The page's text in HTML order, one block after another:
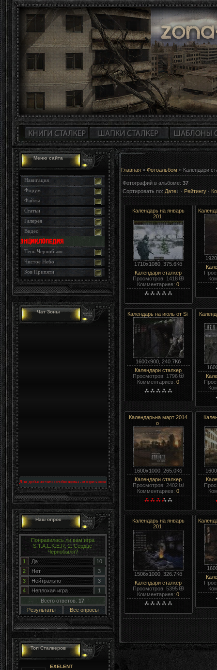
Меню сайта
Навигация
Форум
Файлы
Статьи
Галерея
Видео
Тень Чернобыля
Чистое Небо
Зов Припяти
Чат Зоны
Для добавления необходима авторизация
Наш опрос
Понравилась ли вам игра
S.T.A.L.K.E.R. 2: Сердце
Чернобыля?
1
Да
10
2
Нет
3
3
Нейтрально
3
4
Неплохая игра
1
Всего ответов:17
Результаты
Все опросы
Топ Сталкеров
EXELENT
Главная»Фотоальбом » Календари
Фотографий в альбоме:37
Сортировать по: Дате ·Рейтингу ·
Календарь на январь
201
1710x1080, 375.6Кб
Календари сталкер
Просмотров: 1418
Комментариев:0
Календарь на июль от Si
1600x900, 240.7Кб
Календари сталкер
Просмотров: 1796
Комментариев:0
Календарьна март 2014
о
1600x1000, 265.0Кб
Календари сталкер
Просмотров: 2402
Комментариев:0
Календарь на январь
201
1506x1000, 326.7Кб
Календари сталкер
Просмотров: 5395
Комментариев:0